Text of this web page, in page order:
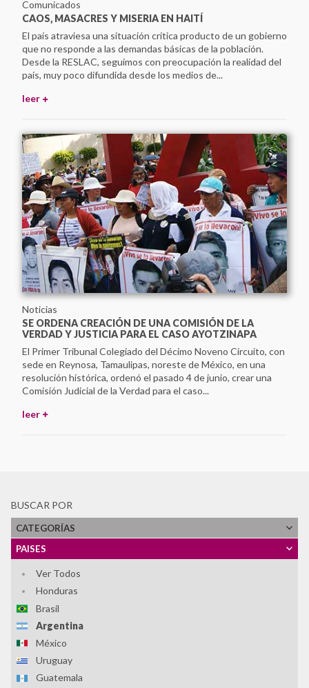
Comunicados
CAOS, MASACRES Y MISERIA EN HAITÍ
El país atraviesa una situación crítica producto de un gobierno
que no responde a las demandas básicas de la población.
Desde la RESLAC, seguimos con preocupación la realidad del
país, muy poco difundida desde los medios de...
leer
Noticias
SE ORDENA CREACIÓN DE UNA COMISIÓN DE LA
VERDAD Y JUSTICIA PARA EL CASO AYOTZINAPA
El Primer Tribunal Colegiado del Décimo Noveno Circuito, con
sede en Reynosa, Tamaulipas, noreste de México, en una
resolución histórica, ordenó el pasado 4 de junio, crear una
Comisión Judicial de la Verdad para el caso...
leer
BUSCAR POR
CATEGORÍAS
PAISES
Ver Todos
Honduras
Brasil
Argentina
México
Uruguay
Guatemala